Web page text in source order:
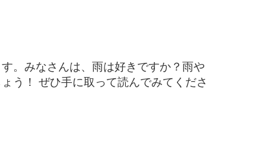
。みなさんは、雨は好きですか？雨や
う！ ぜひ手に取って読んでみてくださ